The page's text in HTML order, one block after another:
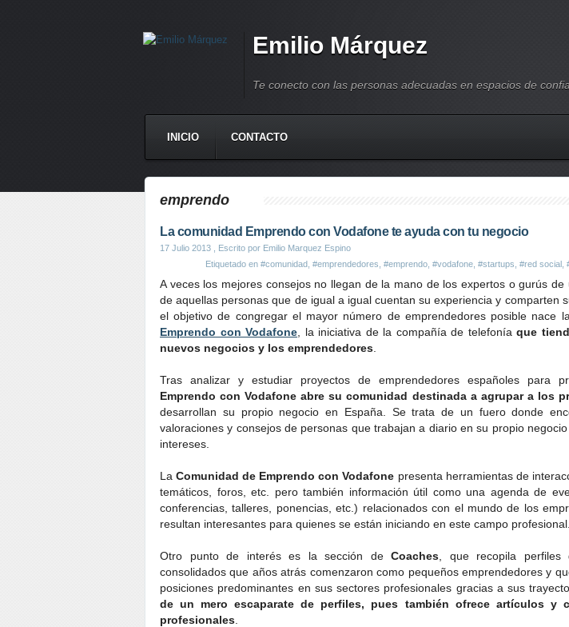
Emilio Márquez
Te conecto con las personas adecuadas en espacios de
INICIO CONTACTO
emprendo
La comunidad Emprendo con Vodafone te ayuda con tu negocio
17 Julio 2013 , Escrito por Emilio Marquez Espino
Etiquetado en #comunidad #emprendedores #emprendo #vodafone #startups #red social
A veces los mejores consejos no llegan de la mano de los expertos o gurús de
de aquellas personas que de igual a igual cuentan su experiencia y comparten
el objetivo de congregar el mayor número de emprendedores posible nace la
Emprendo con Vodafone , la iniciativa de la compañía de telefoníaque
nuevos negocios y los emprendedores
Tras analizar y estudiar proyectos de emprendedores españoles para
Emprendo con Vodafone abre su comunidad destinada a agrupar a los
desarrollan su propio negocio en España. Se trata de un fuero donde
valoraciones y consejos de personas que trabajan a diario en su propio
intereses.
LaComunidad de Emprendo con Vodafone presenta herramientas de
temáticos, foros, etc. pero también información útil como una agenda de
conferencias, talleres, ponencias, etc.) relacionados con el mundo de los
resultan interesantes para quienes se están iniciando en este campo profesional.
Otro punto de interés es la sección deCoaches , que recopila perfiles
consolidados que años atrás comenzaron como pequeños emprendedores y
posiciones predominantes en sus sectores profesionales gracias a sus
de un mero escaparate de perfiles, pues también ofrece artículos y
profesionales